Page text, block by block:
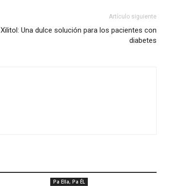
Artículo siguiente
Xilitol: Una dulce solución para los pacientes con
diabetes
Pa Ella, Pa ÉL